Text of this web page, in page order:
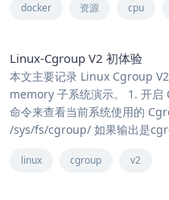
docker 资源 cpu
Linux-Cgroup V2 初体验
本文主要记录 Linux Cgroup
memory 子系统演示。 1. 开启
命令来查看当前系统使用的
/sys/fs/cgroup/ 如果输出是
linux cgroup v2